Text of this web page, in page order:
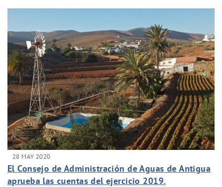
28 MAY 2020
El Consejo de Administración de Aguas de Antigua
aprueba las cuentas del ejercicio 2019.